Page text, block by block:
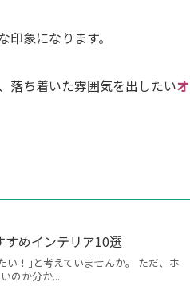
象になります。
落ち着いた雰囲気を出したいオ
めインテリア10選
！｣と考えていませんか。 ただ、ホ
のか分か...